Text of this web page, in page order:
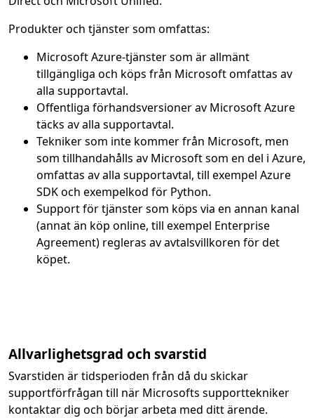
Produkter och tjänster som omfattas:
Microsoft Azure-tjänster som är allmänt
tillgängliga och köps från Microsoft omfattas av
alla supportavtal.
Offentliga förhandsversioner av Microsoft Azure
täcks av alla supportavtal.
Tekniker som inte kommer från Microsoft, men
som tillhandahålls av Microsoft som en del i Azure,
omfattas av alla supportavtal, till exempel Azure
SDK och exempelkod för Python.
Support för tjänster som köps via en annan kanal
(annat än köp online, till exempel Enterprise
Agreement) regleras av avtalsvillkoren för det
köpet.
Allvarlighetsgrad och svarstid
Svarstiden är tidsperioden från då du skickar
supportförfrågan till när Microsofts supporttekniker
kontaktar dig och börjar arbeta med ditt ärende.